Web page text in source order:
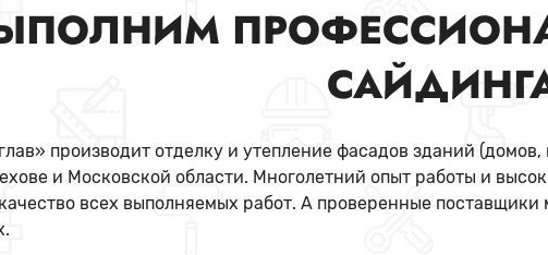
производит отделку и утепление фасадов зданий
и Московской области. Многолетний опыт работы и
всех выполняемых работ. А проверенные